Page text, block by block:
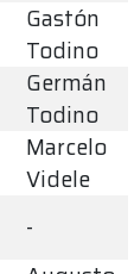
Gastón
Todino
Germán
Todino
Marcelo
Videle
-